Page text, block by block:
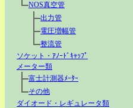
NOS真空管
出力管
電圧増幅管
整流管
ソケット・ｱﾉｰﾄﾞｷｬｯﾌﾟ
メーター類
富士計測器ﾒｰﾀｰ
その他
ダイオード・レギュレータ類